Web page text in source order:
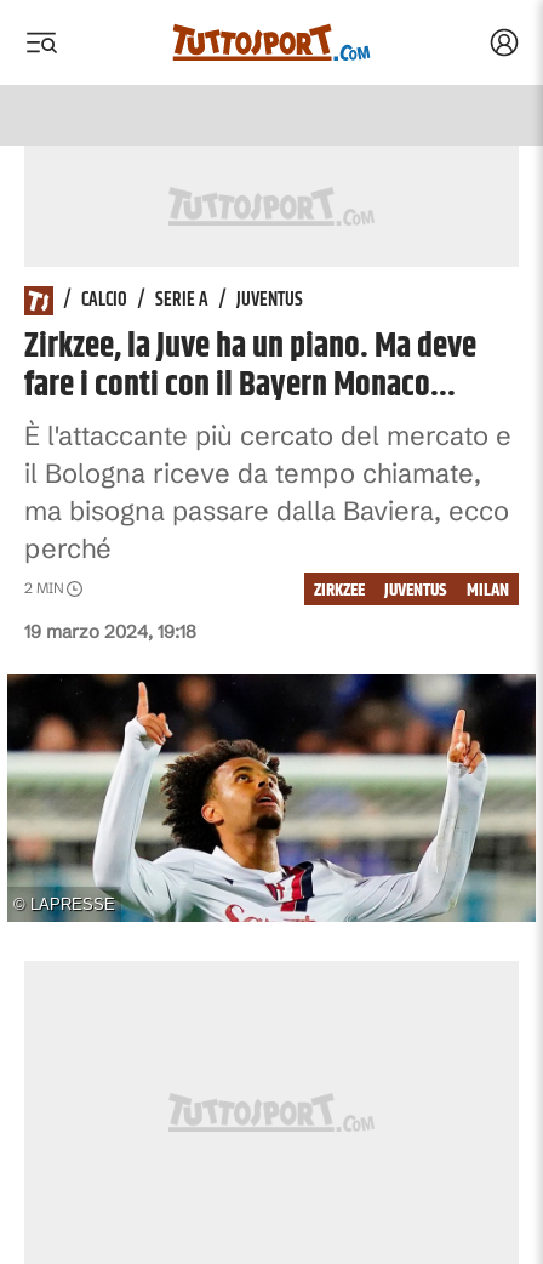
/ CALCIO / SERIE A / JUVENTUS
Zirkzee, la Juve ha un piano. Ma deve
fare i conti con il Bayern Monaco...
È l'attaccante più cercato del mercato e
il Bologna riceve da tempo chiamate,
ma bisogna passare dalla Baviera, ecco
perché
19 marzo 2024, 19:18
2 MIN MILAN
JUVENTUS
ZIRKZEE
© LAPRESSE